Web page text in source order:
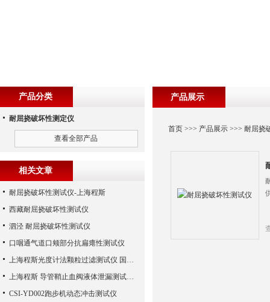
产品展示
首页 >>> 产品展示 >>>耐屈挠
产品分类
耐屈挠破坏性测定仪
查看全部产品
相关文章
耐屈挠破坏性测试仪-上海程斯
西藏耐屈挠破坏性测试仪
泗泾 耐屈挠破坏性测试仪
口咽通气道口颊部分抗扁瘪性测试仪
上海程斯光度计法颗粒过滤测试仪 国家标准/技术/参数/报价
上海程斯 导管鞘止血阀液体泄漏测试仪 YY0450.1-2020
CSI-YD002跑步机动态冲击测试仪